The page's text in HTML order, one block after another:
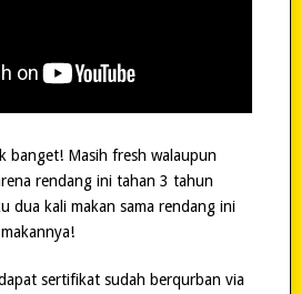
banget! Masih fresh walaupun
rendang ini tahan 3 tahun
dua kali makan sama rendang ini
sertifikat sudah berqurban via